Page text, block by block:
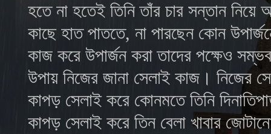
হতে না হতেই তিনি তাঁর চার সন্তান
কাছে হাত পাততে, না পারছেন কোন
কাজ করে উপার্জন করা তাদের পক্ষেও
উপায় নিজের জানা সেলাই কাজ। নিজের
কাপড় সেলাই করে কোনমতে তিনি
কাপড় সেলাই করে তিন বেলা খাবার